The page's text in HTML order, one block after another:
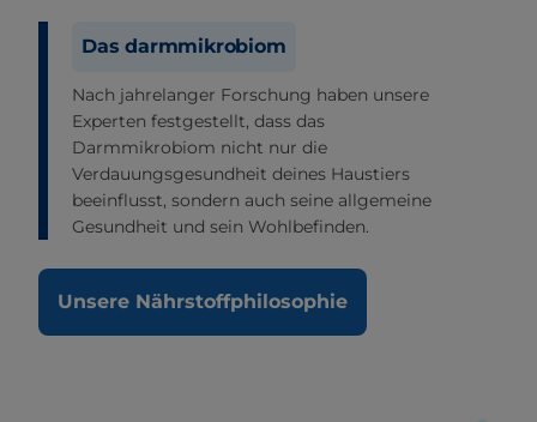
Das darmmikrobiom
Nach jahrelanger Forschung haben unsere
Experten festgestellt, dass das
Darmmikrobiom nicht nur die
Verdauungsgesundheit deines Haustiers
beeinflusst, sondern auch seine allgemeine
Gesundheit und sein Wohlbefinden.
Unsere Nährstoffphilosophie